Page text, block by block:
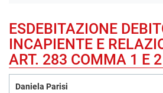
ESDEBITAZIONE
INCAPIENTE E
ART. 283 COMMA 1 E
Daniela Parisi